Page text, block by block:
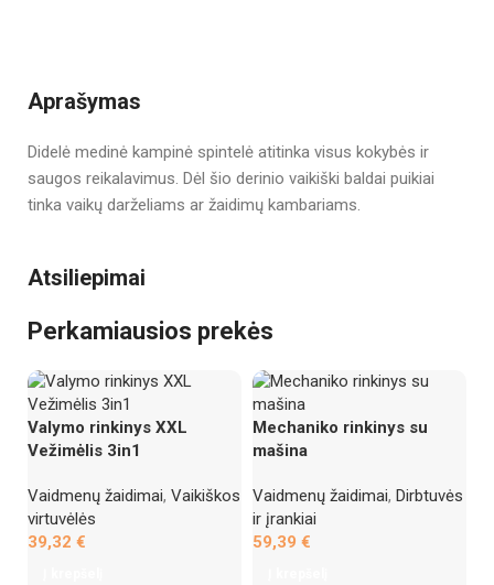
Aprašymas
Didelė medinė kampinė spintelė atitinka visus kokybės ir
saugos reikalavimus. Dėl šio derinio vaikiški baldai puikiai
tinka vaikų darželiams ar žaidimų kambariams.
Atsiliepimai
Perkamiausios prekės
Valymo rinkinys XXL
Vežimėlis 3in1
Vaidmenų žaidimai, Vaikiškos
virtuvėlės
39,32 €
Mechaniko rinkinys su
mašina
Vaidmenų žaidimai, Dirbtuvės
ir įrankiai
59,39 €